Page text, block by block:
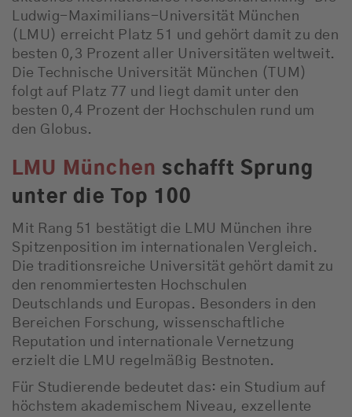
Ludwig-Maximilians-Universität München
(LMU) erreicht Platz 51 und gehört damit zu den
besten 0,3 Prozent aller Universitäten weltweit.
Die Technische Universität München (TUM)
folgt auf Platz 77 und liegt damit unter den
besten 0,4 Prozent der Hochschulen rund um
den Globus.
LMU München schafft Sprung
unter die Top 100
Mit Rang 51 bestätigt die LMU München ihre
Spitzenposition im internationalen Vergleich.
Die traditionsreiche Universität gehört damit zu
den renommiertesten Hochschulen
Deutschlands und Europas. Besonders in den
Bereichen Forschung, wissenschaftliche
Reputation und internationale Vernetzung
erzielt die LMU regelmäßig Bestnoten.
Für Studierende bedeutet das: ein Studium auf
höchstem akademischem Niveau, exzellente